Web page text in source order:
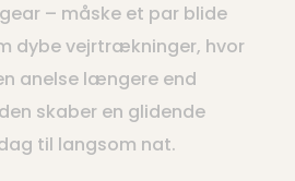
– måske et par blide
dybe vejrtrækninger, hvor
anelse længere end
skaber en glidende
til langsom nat.